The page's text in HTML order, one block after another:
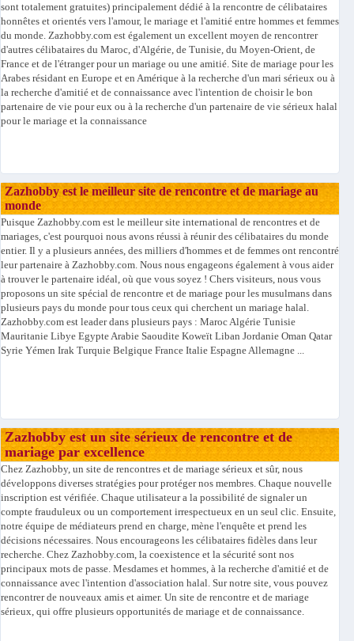
sont totalement gratuites) principalement dédié à la rencontre de célibataires
honnêtes et orientés vers l'amour, le mariage et l'amitié entre hommes et femmes
du monde. Zazhobby.com est également un excellent moyen de rencontrer
d'autres célibataires du Maroc, d'Algérie, de Tunisie, du Moyen-Orient, de
France et de l'étranger pour un mariage ou une amitié. Site de mariage pour les
Arabes résidant en Europe et en Amérique à la recherche d'un mari sérieux ou à
la recherche d'amitié et de connaissance avec l'intention de choisir le bon
partenaire de vie pour eux ou à la recherche d'un partenaire de vie sérieux halal
pour le mariage et la connaissance
Zazhobby est le meilleur site de rencontre et de mariage au
monde
Puisque Zazhobby.com est le meilleur site international de rencontres et de
mariages, c'est pourquoi nous avons réussi à réunir des célibataires du monde
entier. Il y a plusieurs années, des milliers d'hommes et de femmes ont rencontré
leur partenaire à Zazhobby.com. Nous nous engageons également à vous aider
à trouver le partenaire idéal, où que vous soyez ! Chers visiteurs, nous vous
proposons un site spécial de rencontre et de mariage pour les musulmans dans
plusieurs pays du monde pour tous ceux qui cherchent un mariage halal.
Zazhobby.com est leader dans plusieurs pays : Maroc Algérie Tunisie
Mauritanie Libye Egypte Arabie Saoudite Koweït Liban Jordanie Oman Qatar
Syrie Yémen Irak Turquie Belgique France Italie Espagne Allemagne ...
Zazhobby est un site sérieux de rencontre et de
mariage par excellence
Chez Zazhobby, un site de rencontres et de mariage sérieux et sûr, nous
développons diverses stratégies pour protéger nos membres. Chaque nouvelle
inscription est vérifiée. Chaque utilisateur a la possibilité de signaler un
compte frauduleux ou un comportement irrespectueux en un seul clic. Ensuite,
notre équipe de médiateurs prend en charge, mène l'enquête et prend les
décisions nécessaires. Nous encourageons les célibataires fidèles dans leur
recherche. Chez Zazhobby.com, la coexistence et la sécurité sont nos
principaux mots de passe. Mesdames et hommes, à la recherche d'amitié et de
connaissance avec l'intention d'association halal. Sur notre site, vous pouvez
rencontrer de nouveaux amis et aimer. Un site de rencontre et de mariage
sérieux, qui offre plusieurs opportunités de mariage et de connaissance.